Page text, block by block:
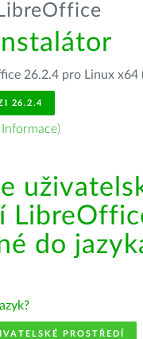
26.2.4 pro Linux x64
26.2.4
Informace)
do
PROSTŘEDÍ